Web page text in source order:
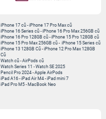
iPhone 17 cũ -iPhone 17 Pro Max cũ
iPhone 16 Series cũ - iPhone 16 Pro Max 256GB cũ
iPhone 16 Pro 128GB cũ -iPhone 15 Pro 128GB cũ
iPhone 15 Pro Max 256GB cũ - iPhone 15 Series cũ
iPhone 13 128GB Cũ -iPhone 12 Pro Max 128GB
Cũ
Watch cũ -AirPods cũ
Watch Series 11 -Watch SE 2025
Pencil Pro 2024 -Apple AirPods
iPad A16 -iPad Air M4 -iPad mini 7
iPad Pro M5 - MacBook Neo